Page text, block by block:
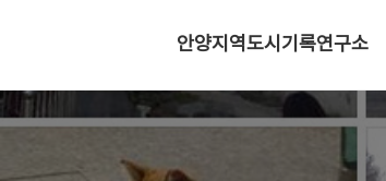
안양지역도시기록연구소